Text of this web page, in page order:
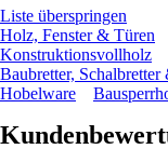
Liste überspringen
Holz, Fenster & Türen
Konstruktionsvollholz
Baubretter, Schalbretter
Hobelware